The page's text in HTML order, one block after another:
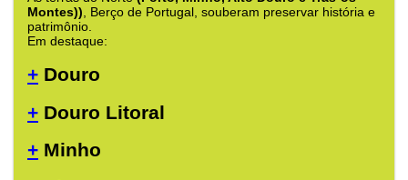
Montes)) , Berço de Portugal, souberam preservar história e
patrimônio.
Em destaque:
+ Douro
+ Douro Litoral
+ Minho